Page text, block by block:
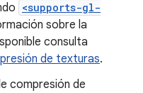
<supports-gl-
sobre la
consulta
de texturas.
compresión de